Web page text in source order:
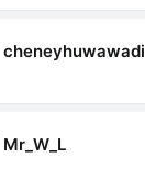
cheneyhuwawadi
Mr_W_L